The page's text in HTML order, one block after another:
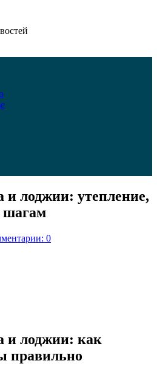
и лоджии: утепление,
шагам
0
и лоджии: как
правильно